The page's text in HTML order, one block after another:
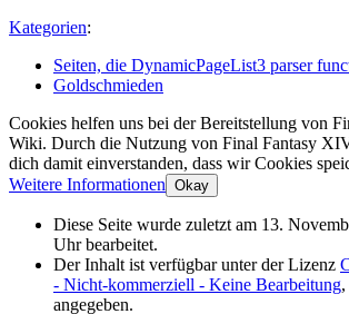
Kategorien:
Seiten, die DynamicPageList3 parser
Goldschmieden
Cookies helfen uns bei der Bereitstellung von
Wiki. Durch die Nutzung von Final Fantasy
dich damit einverstanden, dass wir Cookies
Weitere Informationen Okay
Diese Seite wurde zuletzt am 13.
Uhr bearbeitet.
Der Inhalt ist verfügbar unter der Lizenz
- Nicht-kommerziell - Keine Bearbeitung
angegeben.